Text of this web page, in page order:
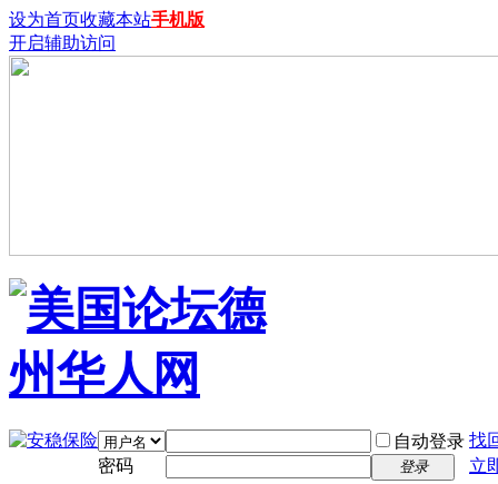
设为首页收藏本站手机版
开启辅助访问
自动登录 找
密码
登录 立